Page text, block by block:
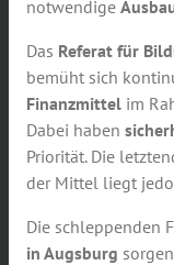
notwendige
Das Referat für
bemüht sich
Finanzmittel im
Dabei haben
Priorität. Die
der Mittel liegt
Die schleppenden
in Augsburg